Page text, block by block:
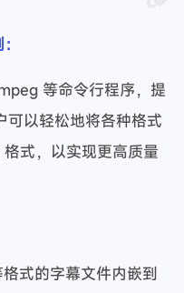
等命令行程序，提
可以轻松地将各种格式
式，以实现更高质量
式的字幕文件内嵌到